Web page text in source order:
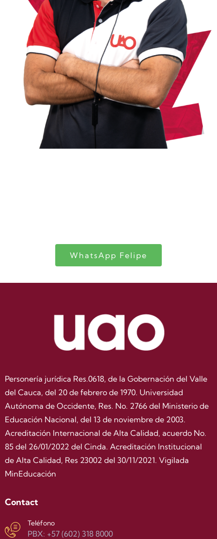
WhatsApp Felipe
Personería jurídica Res.0618, de la Gobernación del Valle
del Cauca, del 20 de febrero de 1970. Universidad
Autónoma de Occidente, Res. No. 2766 del Ministerio de
Educación Nacional, del 13 de noviembre de 2003.
Acreditación Internacional de Alta Calidad, acuerdo No.
85 del 26/01/2022 del Cinda. Acreditación Institucional
de Alta Calidad, Res 23002 del 30/11/2021. Vigilada
MinEducación
Contact
Teléfono
PBX: +57 (602) 318 8000